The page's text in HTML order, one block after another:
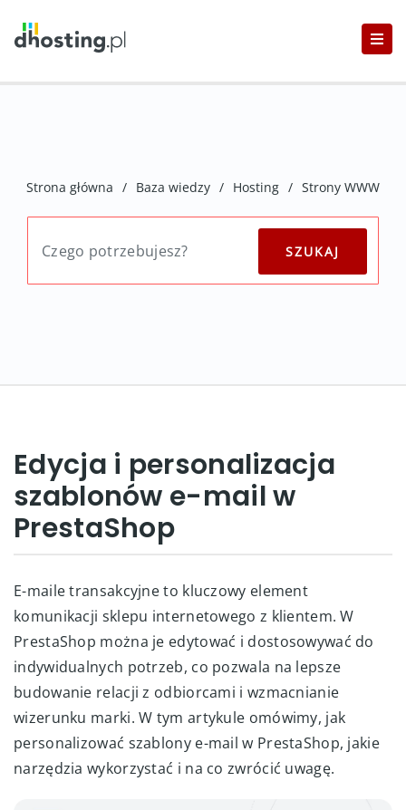
Strona główna / Baza wiedzy / Hosting / Strony WWW
Edycja i personalizacja
szablonów e-mail w
PrestaShop
E-maile transakcyjne to kluczowy element
komunikacji sklepu internetowego z klientem. W
PrestaShop można je edytować i dostosowywać do
indywidualnych potrzeb, co pozwala na lepsze
budowanie relacji z odbiorcami i wzmacnianie
wizerunku marki. W tym artykule omówimy, jak
personalizować szablony e-mail w PrestaShop, jakie
narzędzia wykorzystać i na co zwrócić uwagę.